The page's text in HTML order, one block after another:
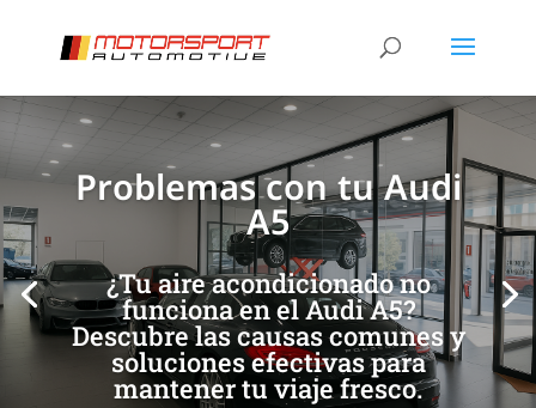
Problemas con tu Audi
A5
¿Tu aire acondicionado no
funciona en el Audi A5?
Descubre las causas comunes y
soluciones efectivas para
mantener tu viaje fresco.
[/et_pb_slide] [/et_pb_slide]